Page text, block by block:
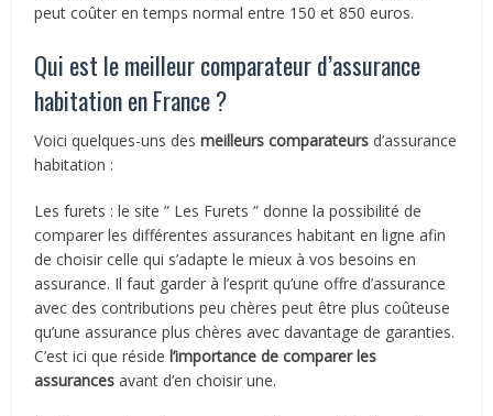
peut coûter en temps normal entre 150 et 850 euros.
Qui est le meilleur comparateur d’assurance
habitation en France ?
Voici quelques-uns des meilleurs comparateurs d’assurance
habitation :
Les furets : le site ” Les Furets ” donne la possibilité de
comparer les différentes assurances habitant en ligne afin
de choisir celle qui s’adapte le mieux à vos besoins en
assurance. Il faut garder à l’esprit qu’une offre d’assurance
avec des contributions peu chères peut être plus coûteuse
qu’une assurance plus chères avec davantage de garanties.
C’est ici que réside l’importance de comparer les
assurances avant d’en choisir une.